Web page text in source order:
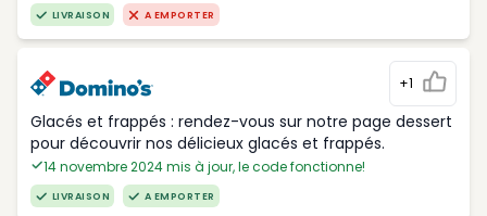
LIVRAISON A EMPORTER
+1
Glacés et frappés : rendez-vous sur notre page dessert
pour découvrir nos délicieux glacés et frappés.
14 novembre 2024 mis à jour, le code fonctionne!
LIVRAISON A EMPORTER